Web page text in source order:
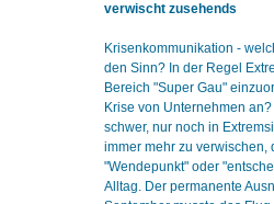
verwischt zusehends
Krisenkommunikation -
den Sinn? In der Regel
Bereich "Super Gau"
Krise von Unternehmen
schwer, nur noch in
immer mehr zu
"Wendepunkt" oder
Alltag. Der permanente